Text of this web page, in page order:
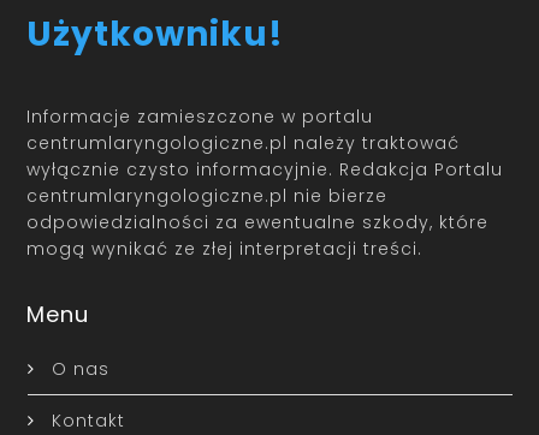
Użytkowniku!
Informacje zamieszczone w portalu
centrumlaryngologiczne.pl należy traktować
wyłącznie czysto informacyjnie. Redakcja Portalu
centrumlaryngologiczne.pl nie bierze
odpowiedzialności za ewentualne szkody, które
mogą wynikać ze złej interpretacji treści.
Menu
O nas
Kontakt